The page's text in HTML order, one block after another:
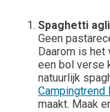
Spaghetti
Geen
Daarom is het
een bol verse
natuurlijk
Campingtrend
maakt. Maak